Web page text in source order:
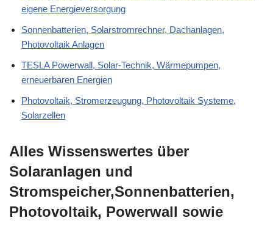
eigene Energieversorgung
Sonnenbatterien, Solarstromrechner, Dachanlagen,
Photovoltaik Anlagen
TESLA Powerwall, Solar-Technik, Wärmepumpen,
erneuerbaren Energien
Photovoltaik, Stromerzeugung, Photovoltaik Systeme,
Solarzellen
Alles Wissenswertes über
Solaranlagen und
Stromspeicher,Sonnenbatterien,
Photovoltaik, Powerwall sowie